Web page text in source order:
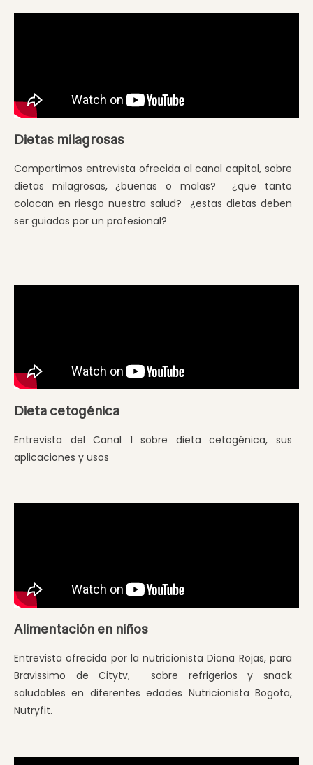
Dietas milagrosas
Compartimos entrevista ofrecida al canal capital, sobre
dietas milagrosas, ¿buenas o malas? ¿que tanto
colocan en riesgo nuestra salud? ¿estas dietas deben
ser guiadas por un profesional?
Dieta cetogénica
Entrevista del Canal 1 sobre dieta cetogénica, sus
aplicaciones y usos
Alimentación en niños
Entrevista ofrecida por la nutricionista Diana Rojas, para
Bravissimo de Citytv, sobre refrigerios y snack
saludables en diferentes edades Nutricionista Bogota,
Nutryfit.